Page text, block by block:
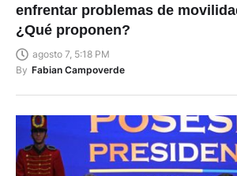
enfrentar problemas de
¿Qué proponen?
agosto 7, 5:18 PM
By Fabian Campoverde